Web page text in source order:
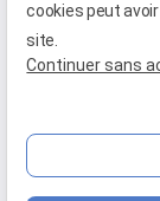
cookies peut
site.
Continuer sans